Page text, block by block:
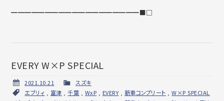
━━━━━━━━━━━━━━━━━━━■□
EVERY W×P SPECIAL
2021.10.21
スズキ
エブリィ
富津 ,千葉 WxP EVERY, 新車コンプリート ,W×P SPECIAL